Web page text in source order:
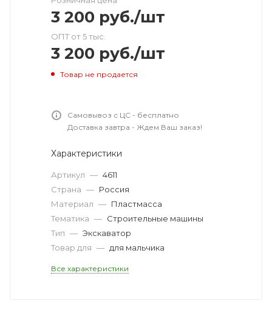
3 200 руб./шт
ОПТ от 5 тыс.
3 200 руб./шт
Товар не продается
Самовывоз с ЦС - бесплатно
Доставка завтра - Ждем Ваш заказ!
Характеристики
Артикул — 4611
Страна — Россия
Материал — Пластмасса
Тематика — Cтроительные машины
Тип — Экскаватор
Товар для — для мальчика
Все характеристики